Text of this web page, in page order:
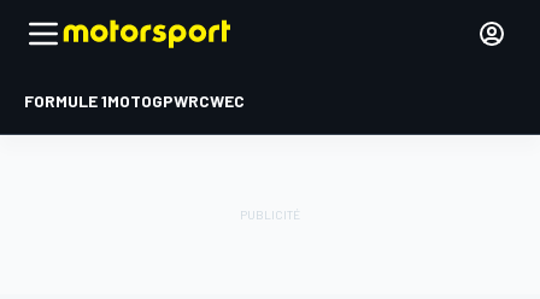
FORMULE 1MOTOGPWRCWEC